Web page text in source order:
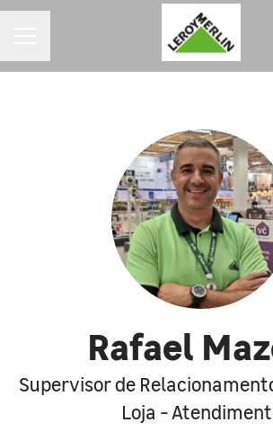
Rafael
Supervisor de
Loja -